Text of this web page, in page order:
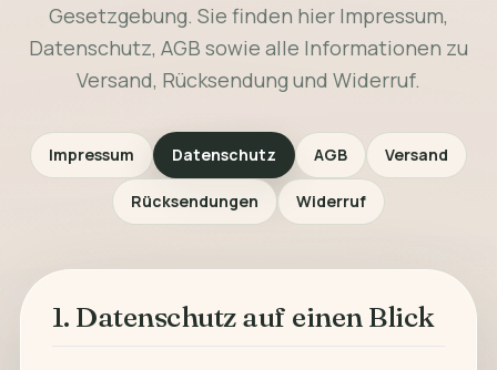
Gesetzgebung. Sie finden hier Impressum,
Datenschutz, AGB sowie alle Informationen zu
Versand, Rücksendung und Widerruf.
Impressum Datenschutz AGB Versand
Rücksendungen Widerruf
1. Datenschutz auf einen Blick